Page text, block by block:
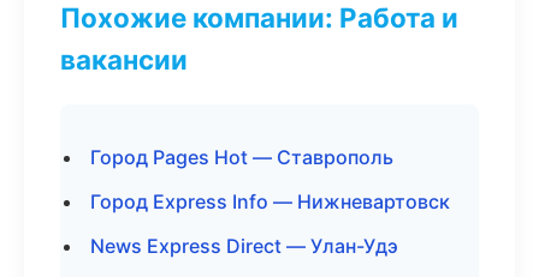
Похожие компании: Работа и
вакансии
Город Pages Hot — Ставрополь
Город Express Info — Нижневартовск
News Express Direct — Улан-Удэ